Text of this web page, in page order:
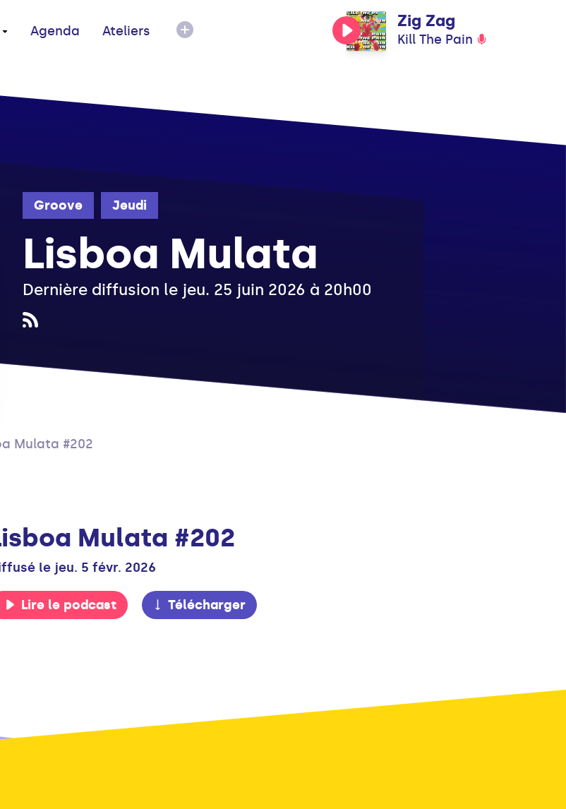
Agenda Ateliers
Zig Zag
Kill The Pain
Groove Jeudi
Lisboa Mulata
Dernière diffusion le jeu. 25 juin 2026 à 20h00
Mulata #202
Mulata #202
le jeu. 5 févr. 2026
Lire le podcast Télécharger